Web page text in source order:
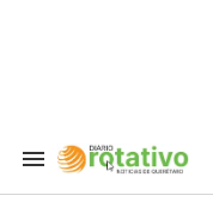
Search